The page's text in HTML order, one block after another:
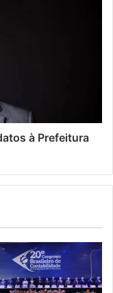
à Prefeitura